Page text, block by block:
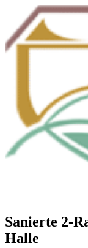
Inhalt
wechseln
Sanierte 2-
Halle